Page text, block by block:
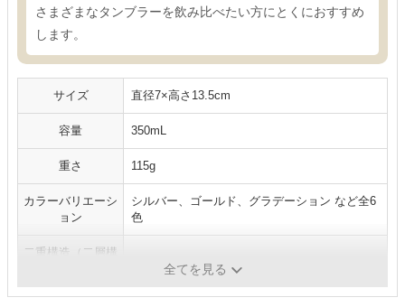
さまざまなタンブラーを飲み比べたい方にとくにおすすめ
します。
サイズ 直径7×高さ13.5cm
容量 350mL
重さ 115g
カラーバリエーシ
ョン
シルバー、ゴールド、グラデーション など全6
色
二重構造（二層構
全てを見る